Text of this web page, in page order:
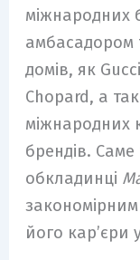
міжнародних
амбасадором
домів, як
Chopard, а
міжнародних
брендів.
обкладинці
його кар’єри